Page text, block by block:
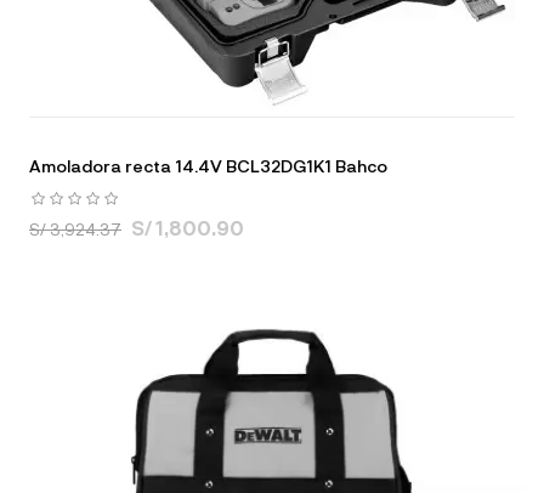
Amoladora recta 14.4V BCL32DG1K1 Bahco
S/ 3,924.37 S/ 1,800.90